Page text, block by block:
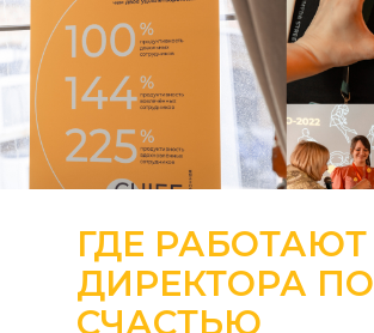
ГДЕ РАБОТАЮТ
ДИРЕКТОРА ПО
СЧАСТЬЮ